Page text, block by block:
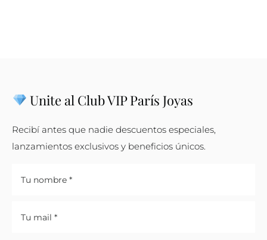
Unite al Club VIP París Joyas
Recibí antes que nadie descuentos especiales,
lanzamientos exclusivos y beneficios únicos.